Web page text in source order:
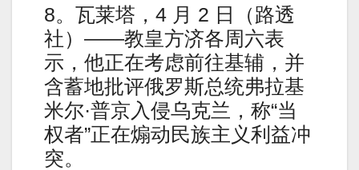
8。瓦莱塔，4 月 2 日（路透
社）——教皇方济各周六表
示，他正在考虑前往基辅，并
含蓄地批评俄罗斯总统弗拉基
米尔·普京入侵乌克兰，称“当
权者”正在煽动民族主义利益冲
突。